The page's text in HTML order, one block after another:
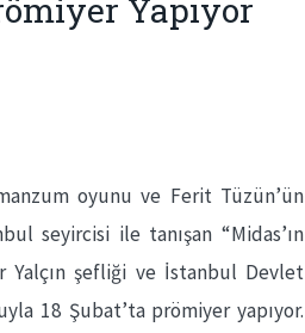
Yapıyor
oyunu ve Ferit Tüzün’ün
seyircisi ile tanışan “Midas’ın
Yalçın şefliği ve İstanbul Devlet
18 Şubat’ta prömiyer yapıyor.